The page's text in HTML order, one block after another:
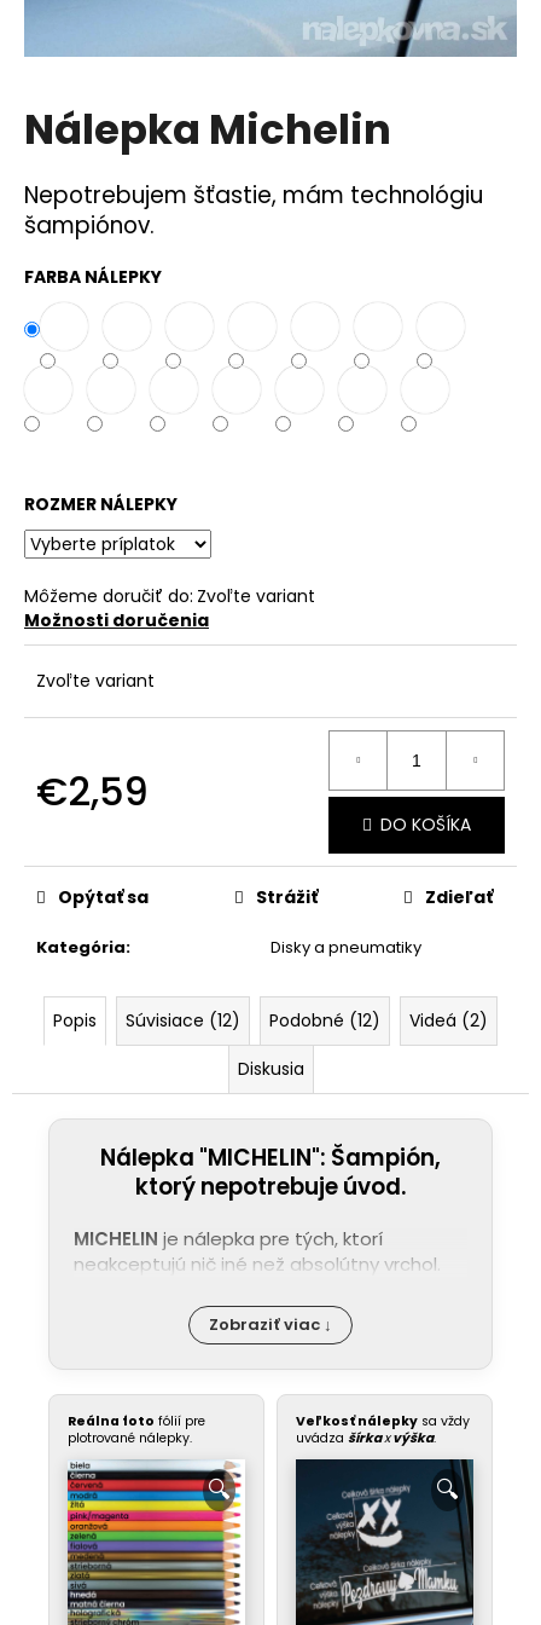
Nálepka Michelin
Nepotrebujem šťastie, mám technológiu
šampiónov.
FARBA NÁLEPKY
ROZMER NÁLEPKY
Môžeme doručiť do: Zvoľte variant
Možnosti doručenia
Zvoľte variant
€2,59
DO KOŠÍKA
Kategória: Disky a pneumatiky
Opýtať sa Strážiť Zdieľať
Popis Súvisiace (12) Podobné (12)
Videá (2)
Diskusia
Nálepka "MICHELIN": Šampión,
ktorý nepotrebuje úvod.
MICHELIN je nálepka pre tých, ktorí
neakceptujú nič iné než absolútny vrchol.
Zobraziť viac ↓
Reálna foto fólií pre
plotrované nálepky.
Veľkosť nálepky sa vždy
uvádza šírkaxvýška.
j
ť
?
O
d
p
r
ú
č
m
e